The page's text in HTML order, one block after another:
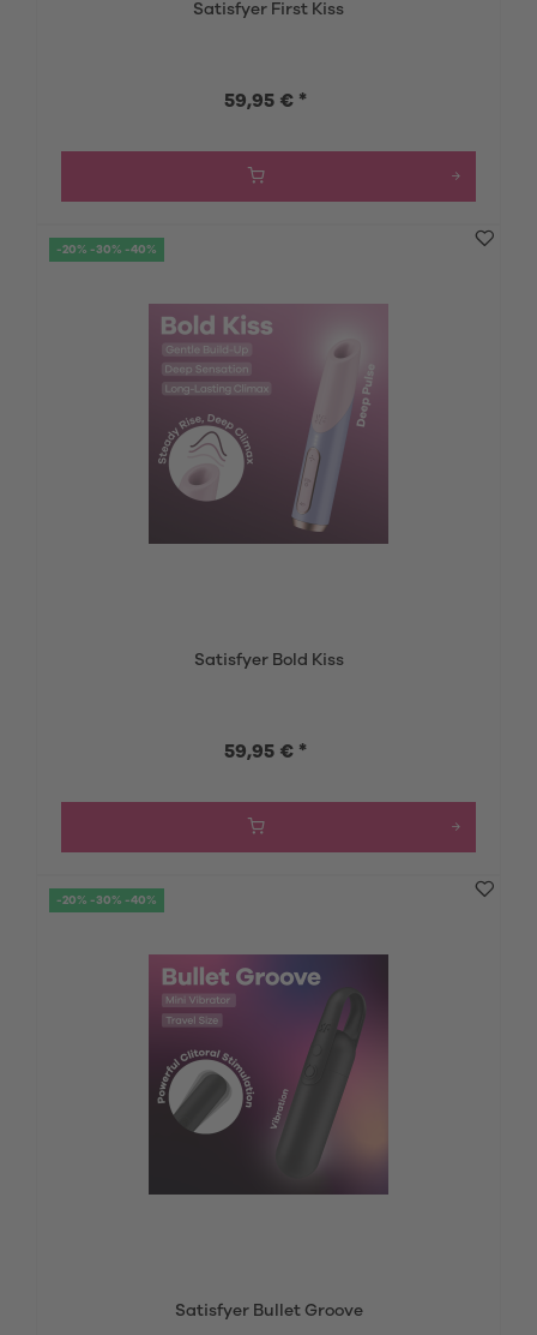
Satisfyer First Kiss
59,95 € *
-20% -30% -40%
Satisfyer Bold Kiss
59,95 € *
-20% -30% -40%
Satisfyer Bullet Groove